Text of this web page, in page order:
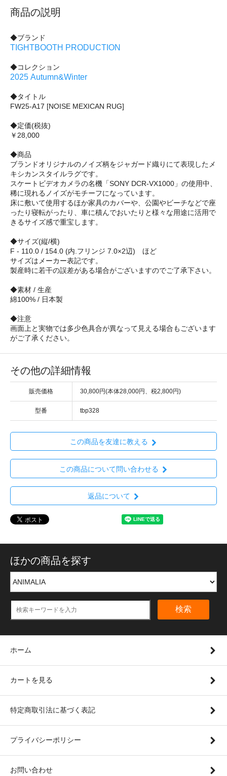
商品の説明
◆ブランド
TIGHTBOOTH PRODUCTION
◆コレクション
2025 Autumn&Winter
◆タイトル
FW25-A17 [NOISE MEXICAN RUG]
◆定価(税抜)
￥28,000
◆商品
ブランドオリジナルのノイズ柄をジャガード織りにて表現したメ
キシカンスタイルラグです。
スケートビデオカメラの名機「SONY DCR-VX1000」の使用中、
稀に現れるノイズがモチーフになっています。
床に敷いて使用するほか家具のカバーや、公園やビーチなどで座
ったり寝転がったり、車に積んでおいたりと様々な用途に活用で
きるサイズ感で重宝します。
◆サイズ(縦/横)
F - 110.0 / 154.0 (内.フリンジ 7.0×2辺) ほど
サイズはメーカー表記です。
製産時に若干の誤差がある場合がございますのでご了承下さい。
◆素材 / 生産
綿100% / 日本製
◆注意
画面上と実物では多少色具合が異なって見える場合もございます
がご了承ください。
その他の詳細情報
販売価格 30,800円(本体28,000円、税2,800円)
型番 tbp328
この商品を友達に教える
この商品について問い合わせる
返品について
ほかの商品を探す
検索
ホーム
カートを見る
特定商取引法に基づく表記
プライバシーポリシー
お問い合わせ